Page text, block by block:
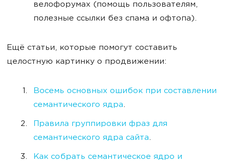
велофорумах (помощь пользователям,
полезные ссылки без спама и офтопа).
Ещё статьи, которые помогут составить
целостную картинку о продвижении:
Восемь основных ошибок при составлении
семантического ядра.
Правила группировки фраз для
семантического ядра сайта.
Как собрать семантическое ядро и